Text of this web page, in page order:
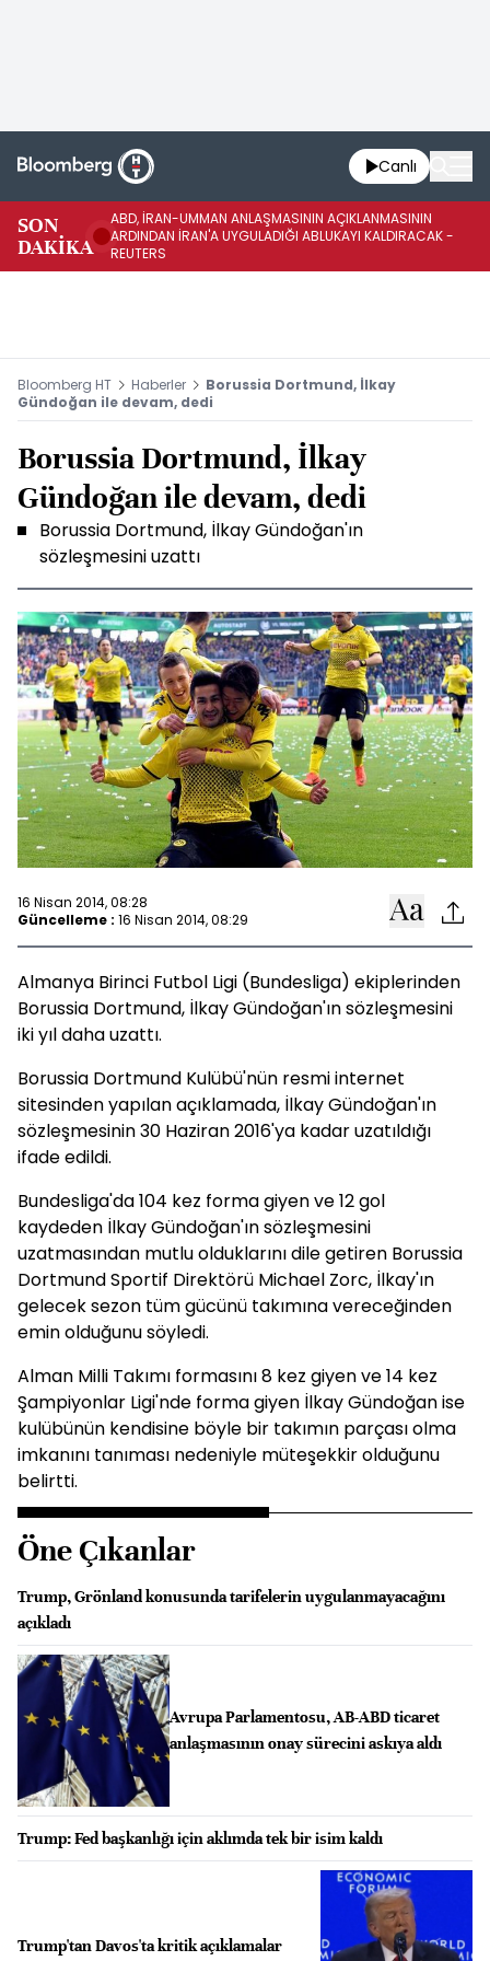
Canlı
SON
DAKİKA
ABD, İRAN-UMMAN ANLAŞMASININ AÇIKLANMASININ
ARDINDAN İRAN'A UYGULADIĞI ABLUKAYI KALDIRACAK -
REUTERS
Bloomberg HT Haberler
Borussia Dortmund, İlkay
Gündoğan ile devam, dedi
Borussia Dortmund, İlkay
Gündoğan ile devam, dedi
Borussia Dortmund, İlkay Gündoğan'ın
sözleşmesini uzattı
16 Nisan 2014, 08:28
Güncelleme : 16 Nisan 2014, 08:29
Almanya Birinci Futbol Ligi (Bundesliga) ekiplerinden
Borussia Dortmund, İlkay Gündoğan'ın sözleşmesini
iki yıl daha uzattı.
Borussia Dortmund Kulübü'nün resmi internet
sitesinden yapılan açıklamada, İlkay Gündoğan'ın
sözleşmesinin 30 Haziran 2016'ya kadar uzatıldığı
ifade edildi.
Bundesliga'da 104 kez forma giyen ve 12 gol
kaydeden İlkay Gündoğan'ın sözleşmesini
uzatmasından mutlu olduklarını dile getiren Borussia
Dortmund Sportif Direktörü Michael Zorc, İlkay'ın
gelecek sezon tüm gücünü takımına vereceğinden
emin olduğunu söyledi.
Alman Milli Takımı formasını 8 kez giyen ve 14 kez
Şampiyonlar Ligi'nde forma giyen İlkay Gündoğan ise
kulübünün kendisine böyle bir takımın parçası olma
imkanını tanıması nedeniyle müteşekkir olduğunu
belirtti.
Öne Çıkanlar
Trump, Grönland konusunda tarifelerin uygulanmayacağını
açıkladı
Avrupa Parlamentosu, AB-ABD ticaret
anlaşmasının onay sürecini askıya aldı
Trump: Fed başkanlığı için aklımda tek bir isim kaldı
Trump'tan Davos'ta kritik açıklamalar